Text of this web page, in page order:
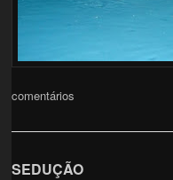
comentários
SEDUÇÃO